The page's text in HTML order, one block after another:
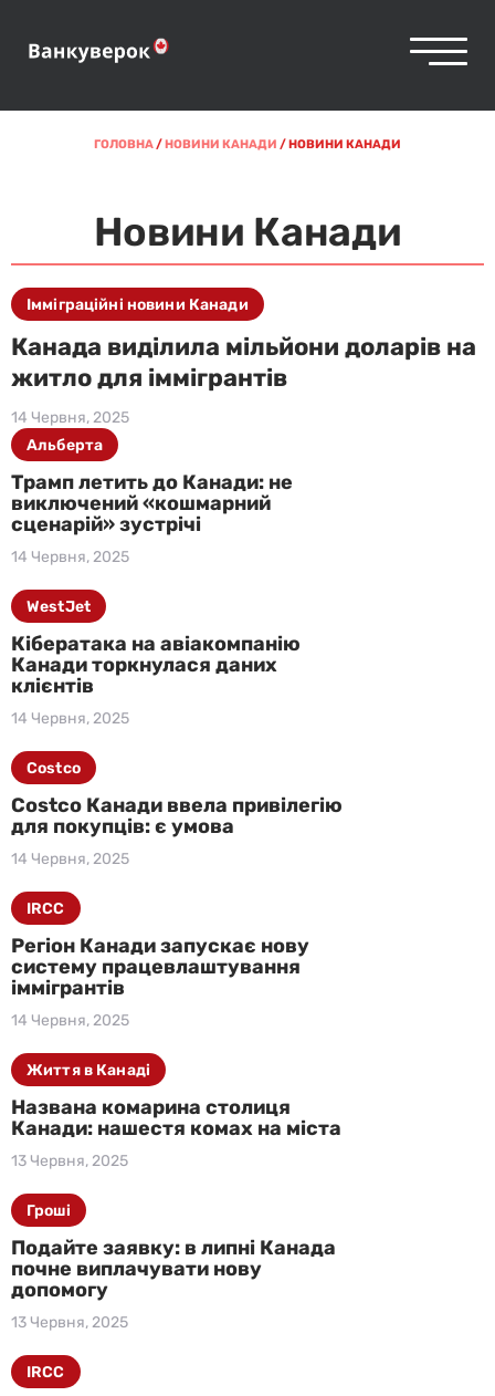
ГОЛОВНА/НОВИНИ КАНАДИ /НОВИНИ КАНАДИ
Новини Канади
Канада виділила мільйони доларів на
житло для іммігрантів
14 Червня, 2025
Імміграційні новини Канади
Трамп летить до Канади: не
виключений «кошмарний
сценарій» зустрічі
14 Червня, 2025
Альберта
Кібератака на авіакомпанію
Канади торкнулася даних
клієнтів
14 Червня, 2025
WestJet
Costco Канади ввела привілегію
для покупців: є умова
14 Червня, 2025
Costco
Регіон Канади запускає нову
систему працевлаштування
іммігрантів
14 Червня, 2025
IRCC
Названа комарина столиця
Канади: нашестя комах на міста
13 Червня, 2025
Життя в Канаді
Подайте заявку: в липні Канада
почне виплачувати нову
допомогу
13 Червня, 2025
Гроші
IRCC